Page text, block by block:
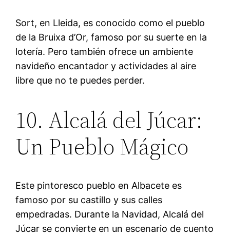
Sort, en Lleida, es conocido como el pueblo
de la Bruixa d’Or, famoso por su suerte en la
lotería. Pero también ofrece un ambiente
navideño encantador y actividades al aire
libre que no te puedes perder.
10. Alcalá del Júcar:
Un Pueblo Mágico
Este pintoresco pueblo en Albacete es
famoso por su castillo y sus calles
empedradas. Durante la Navidad, Alcalá del
Júcar se convierte en un escenario de cuento